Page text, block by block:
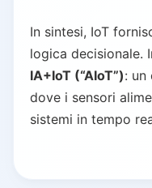
In sintesi, IoT
logica decisionale.
IA+IoT (“AIoT”): un
dove i sensori
sistemi in tempo